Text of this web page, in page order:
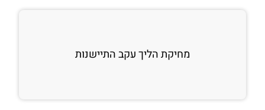
מחיקת הליך עקב התיישנות